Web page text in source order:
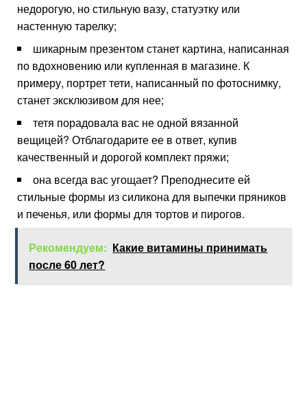
недорогую, но стильную вазу, статуэтку или
настенную тарелку;
шикарным презентом станет картина, написанная
по вдохновению или купленная в магазине. К
примеру, портрет тети, написанный по фотоснимку,
станет эксклюзивом для нее;
тетя порадовала вас не одной вязанной
вещицей? Отблагодарите ее в ответ, купив
качественный и дорогой комплект пряжи;
она всегда вас угощает? Преподнесите ей
стильные формы из силикона для выпечки пряников
и печенья, или формы для тортов и пирогов.
Рекомендуем: Какие витамины принимать
после 60 лет?